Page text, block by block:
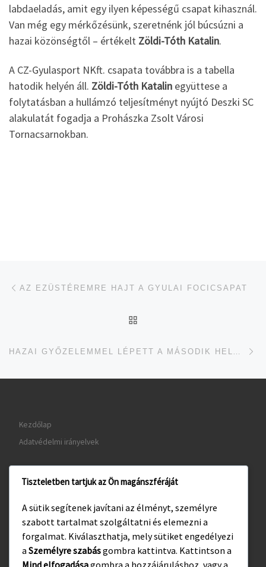
labdaeladás, amit egy ilyen képességű csapat kihasznál.
Van még egy mérkőzésünk, szeretnénk jól búcsúzni a
hazai közönségtől – értékelt Zöldi-Tóth Katalin.
A CZ-Gyulasport NKft. csapata továbbra is a tabella
hatodik helyén áll. Zöldi-Tóth Katalin együttese a
folytatásban a hullámzó teljesítményt nyújtó Deszki SC
alakulatát fogadja a Prohászka Zsolt Városi
Tornacsarnokban.
Navigálás a bejegyzések között
AZ EZÜSTÉREMRE HAJT A GYULAI FOCICSAPAT
Kezdőlap
Adatvédelmi irányelvek
www.visitgyula.com
www.gyulakult.hu
Tiszteletben tartjuk az Ön magánszféráját
A sütik segítenek javítani az élményt, személyre
szabott tartalmat szolgáltatni és elemezni a
forgalmat. Kiválaszthatja, mely sütiket engedélyezi
a Személyre szabásgombra kattintva. Kattintson a
Mind elfogadásagombra a hozzájáruláshoz, vagy a